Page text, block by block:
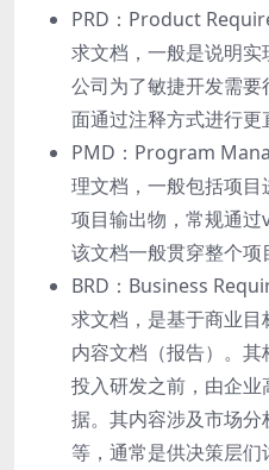
PRD：Product
求文档，⼀般是说明
公司为了敏捷开发需
⾯通过注释⽅式进⾏更
PMD：Program
理⽂档，⼀般包括项
项目输出物，常规通过
该⽂档⼀般贯穿整个项
BRD：Business
求文档，是基于商业
内容文档（报告）。
投⼊研发之前，由企
据。其内容涉及市场
等，通常是供决策层